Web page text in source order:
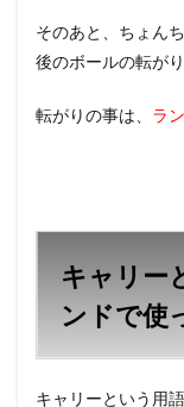
そのあと、ちょん
後のボールの転がり
転がりの事は、 ラン
キャリー
ンドで使
キャリーという用